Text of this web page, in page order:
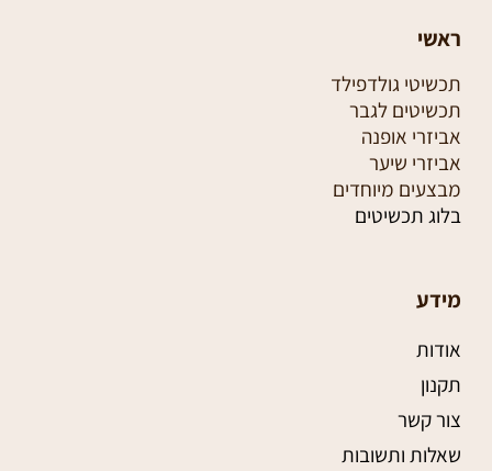
ראשי
תכשיטי גולדפילד
תכשיטים לגבר
אביזרי אופנה
אביזרי שיער
מבצעים מיוחדים
בלוג תכשיטים
מידע
אודות
תקנון
צור קשר
שאלות ותשובות